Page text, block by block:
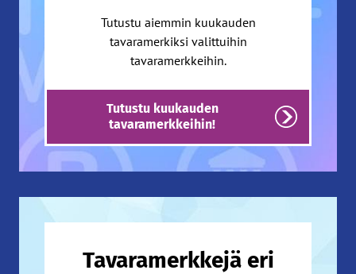
Tutustu aiemmin kuukauden
tavaramerkiksi valittuihin
tavaramerkkeihin.
Tutustu kuukauden
tavaramerkkeihin!
Tavaramerkkejä eri